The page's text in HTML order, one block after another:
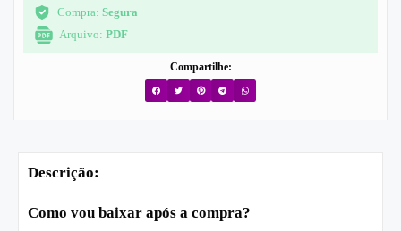
Compra: Segura
Arquivo: PDF
Compartilhe:
Descrição:
Como vou baixar após a compra?